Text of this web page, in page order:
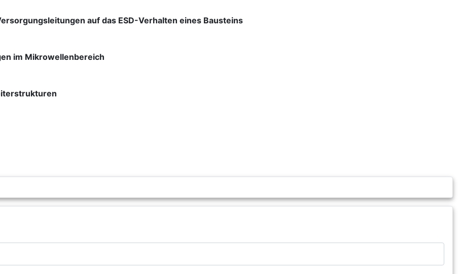
auf das ESD-Verhalten eines Bausteins
im Mikrowellenbereich